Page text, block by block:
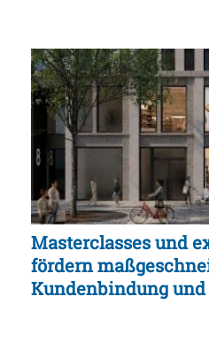
Masterclasses und
fördern
Kundenbindung